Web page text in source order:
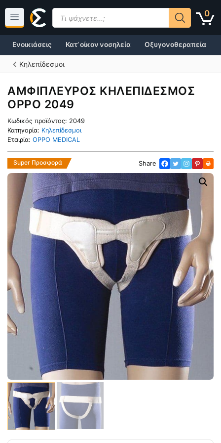
περιεχόμενο
0
Products
search
Κατ’ οίκον νοσηλεία Οξυγονοθεραπεία
Ενοικιάσεις
Κηλεπίδεσμοι
ΑΜΦΙΠΛΕΥΡΟΣ ΚΗΛΕΠΙΔΕΣΜΟΣ
OPPO 2049
Κωδικός προϊόντος: 2049
Κατηγορία: Κηλεπίδεσμοι
Εταιρία: OPPO MEDICAL
Share
Super Προσφορά